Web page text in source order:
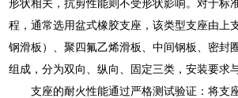
形状相关，抗剪性能则不受形状影响。对于标
程，通常选用盆式橡胶支座，该类型支座由上
钢滑板）、聚四氟乙烯滑板、中间钢板、密封
组成，分为双向、纵向、固定三类，安装要求
支座的耐火性能通过严格测试验证：将支